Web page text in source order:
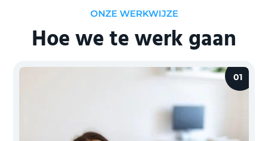
ONZE WERKWIJZE
Hoe we te werk gaan
01